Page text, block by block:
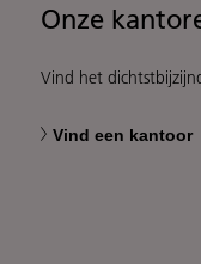
Onze
Vind het
Vind een kantoor